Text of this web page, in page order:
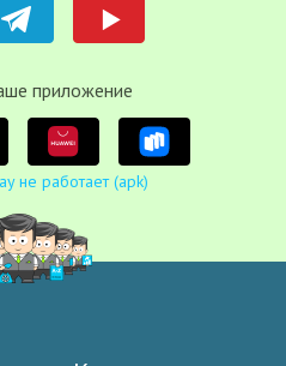
приложение
не работает (apk)